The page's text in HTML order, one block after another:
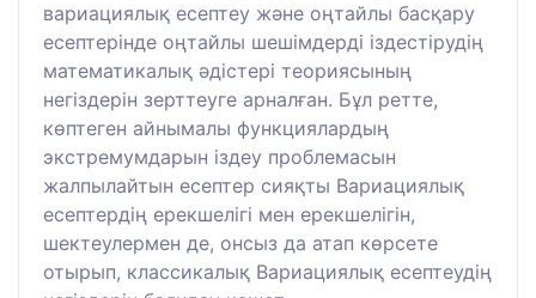
вариациялық есептеу және оңтайлы басқару
есептерінде оңтайлы шешімдерді іздестірудің
математикалық әдістері теориясының
негіздерін зерттеуге арналған. Бұл ретте,
көптеген айнымалы функциялардың
экстремумдарын іздеу проблемасын
жалпылайтын есептер сияқты Вариациялық
есептердің ерекшелігі мен ерекшелігін,
шектеулермен де, онсыз да атап көрсете
отырып, классикалық Вариациялық есептеудің